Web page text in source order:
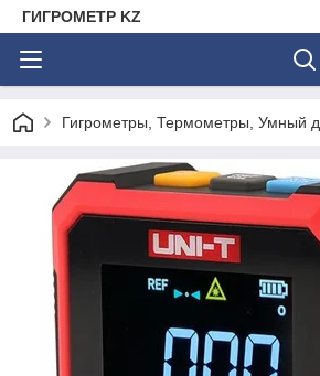
ГИГРОМЕТР KZ
Гигрометры, Термометры, Умный